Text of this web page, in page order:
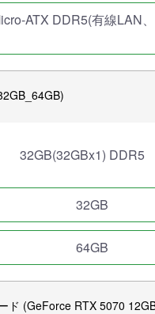
ATX DDR5(有線LAN
32GB(32GBx1) DDR5
32GB
64GB
ド (GeForce RTX 5070